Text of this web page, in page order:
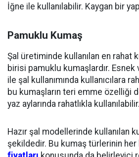
İğne ile kullanılabilir. Kaygan bir
Pamuklu Kumaş
Şal üretiminde kullanılan en rahat
birisi pamuklu kumaşlardır. Esnek
ile şal kullanımında kullanıcılara
bu kumaşların teri emme özelliği
yaz aylarında rahatlıkla kullanılabilir.
Hazır şal modellerinde kullanılan
şekildedir. Bu kumaş türlerinin her